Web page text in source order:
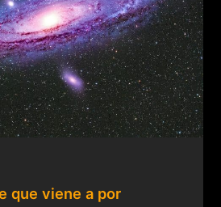
que viene a por